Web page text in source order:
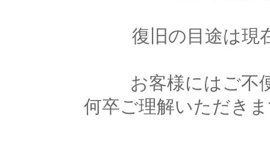
復旧の目途は現
お客様にはご不
何卒ご理解いただき